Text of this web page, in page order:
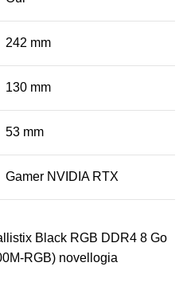
242 mm
130 mm
53 mm
Gamer NVIDIA RTX